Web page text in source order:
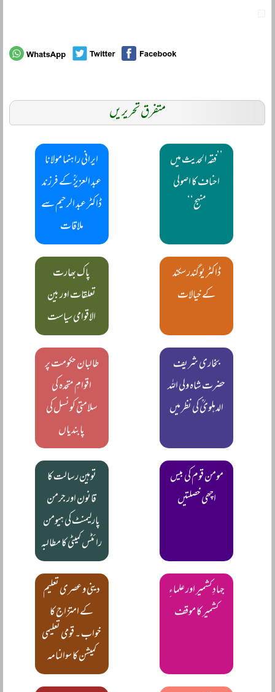
متفرق تحریریں
’’فقہ الحدیث میں
احناف کا اصولی
منہج‘‘
ایرانی راہنما مولانا
عبد العزیزؒ کے فرزند
ڈاکٹر عبد الرحیم سے
ملاقات
ڈاکٹر یوگندر سکند
کے خیالات
پاک بھارت
تعلقات اور بین
الاقوامی سیاست
بخاری شریف
حضرت شاہ ولی اللہ
الدہلویؒ کی نظر میں
طالبان حکومت پر
اقوامِ متحدہ کی
سلامتی کونسل کی
پابندیاں
مومن قوم کی بیس
اچھی خصلتیں
توہین رسالت کا
قانون اور جرمن
پارلیمنٹ کی ہیومن
رائٹس کمیٹی کا مطالبہ
جہادِ کشمیر اور علماءِ
کشمیر کا موقف
دینی و عصری تعلیم
کے امتزاج کا
خواب ۔ قومی تعلیمی
کمیشن کا سوالنامہ